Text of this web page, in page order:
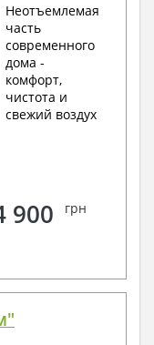
Неотъемлемая
часть
современного
дома -
комфорт,
чистота и
свежий воздух
900 грн